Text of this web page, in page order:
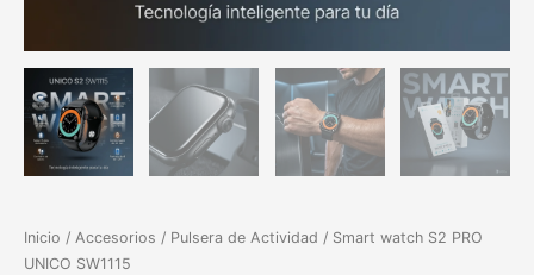
Inicio / Accesorios / Pulsera de Actividad / Smart watch S2 PRO
UNICO SW1115